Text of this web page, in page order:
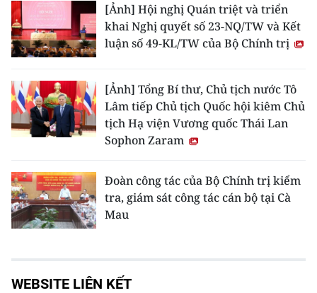
[Ảnh] Hội nghị Quán triệt và triển
khai Nghị quyết số 23-NQ/TW và Kết
luận số 49-KL/TW của Bộ Chính trị
[Ảnh] Tổng Bí thư, Chủ tịch nước Tô
Lâm tiếp Chủ tịch Quốc hội kiêm Chủ
tịch Hạ viện Vương quốc Thái Lan
Sophon Zaram
Đoàn công tác của Bộ Chính trị kiểm
tra, giám sát công tác cán bộ tại Cà
Mau
WEBSITE LIÊN KẾT